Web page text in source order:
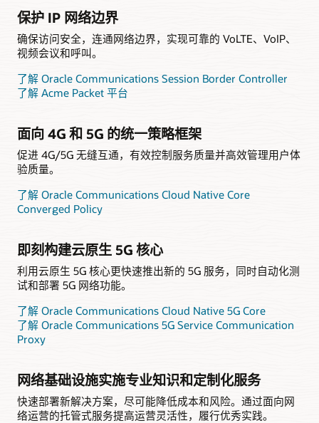
保护 IP 网络边界
确保访问安全，连通网络边界，实现可靠的 VoLTE、VoIP、
视频会议和呼叫。
了解 Oracle Communications Session Border Controller
了解 Acme Packet 平台
面向 4G 和 5G 的统一策略框架
促进 4G/5G 无缝互通，有效控制服务质量并高效管理用户体
验质量。
了解 Oracle Communications Cloud Native Core
Converged Policy
即刻构建云原生 5G 核心
利用云原生 5G 核心更快速推出新的 5G 服务，同时自动化测
试和部署 5G 网络功能。
了解 Oracle Communications Cloud Native 5G Core
了解 Oracle Communications 5G Service Communication
Proxy
网络基础设施实施专业知识和定制化服务
快速部署新解决方案，尽可能降低成本和风险。通过面向网
络运营的托管式服务提高运营灵活性，履行优秀实践。